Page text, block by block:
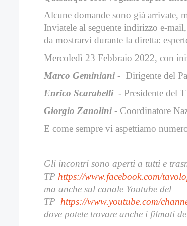
Alcune domande sono già arrivate,
Inviatele al seguente indirizzo e-
da mostrarvi durante la diretta:
Mercoledì 23 Febbraio 2022, con
Marco Geminiani - Dirigente del
Enrico Scarabelli - Presidente del
Giorgio Zanolini - Coordinatore
E come sempre vi aspettiamo
Gli incontri sono aperti a tutti e
TP https://www.facebook.com/
ma anche sul canale Youtube del
TP https://www.youtube.com/
dove potete trovare anche i filmati